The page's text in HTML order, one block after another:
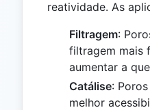
reatividade. As
Filtragem:
filtragem mais
aumentar a
Catálise:
melhor